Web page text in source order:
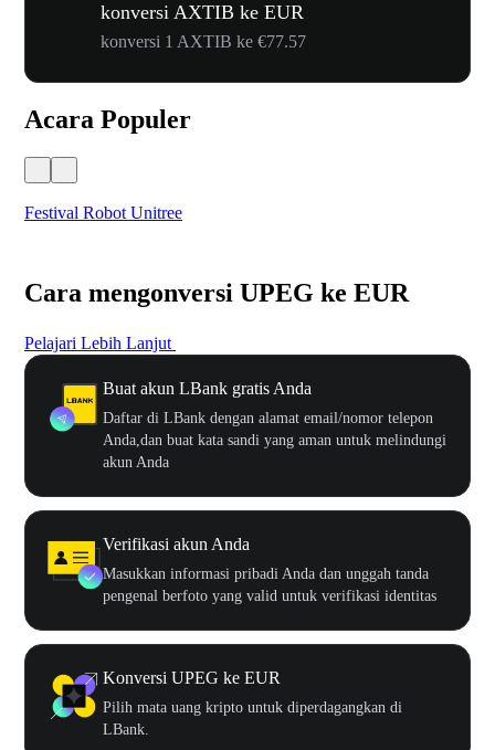
konversi AXTIB ke EUR
konversi 1 AXTIB ke €77.57
Acara Populer
Festival Robot Unitree
Cara mengonversi UPEG ke EUR
Pelajari Lebih Lanjut
Buat akun LBank gratis Anda
Daftar di LBank dengan alamat email/nomor telepon
Anda,dan buat kata sandi yang aman untuk melindungi
akun Anda
Verifikasi akun Anda
Masukkan informasi pribadi Anda dan unggah tanda
pengenal berfoto yang valid untuk verifikasi identitas
Konversi UPEG ke EUR
Pilih mata uang kripto untuk diperdagangkan di
LBank.